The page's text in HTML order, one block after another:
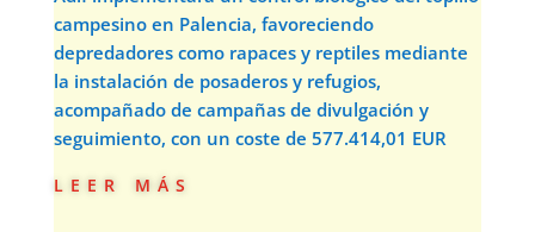
campesino en Palencia, favoreciendo
depredadores como rapaces y reptiles mediante
la instalación de posaderos y refugios,
acompañado de campañas de divulgación y
seguimiento, con un coste de 577.414,01 EUR
leer más